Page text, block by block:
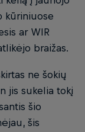
kūriniuose
ar WIR
braižas.
ne šokių
jis sukelia tokį
šio
šis